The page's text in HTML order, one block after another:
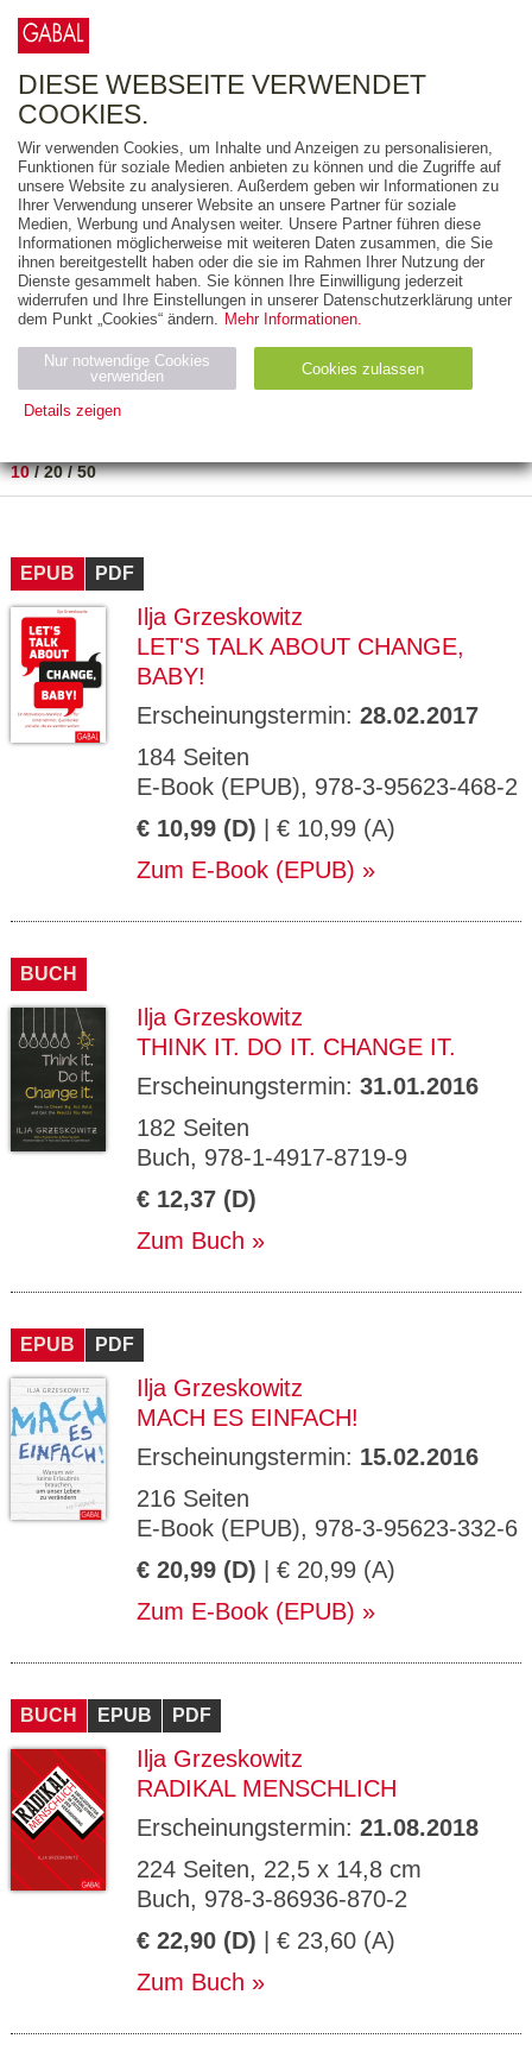
FREITEXT
AUSGABEART
AUS DER REIHE
ZUM THEMA
Neuerscheinung
Bestseller
PREIS
10/20/50
EPUB PDF
Ilja Grzeskowitz
LET'S TALK ABOUT CHANGE,
BABY!
Erscheinungstermin: 28.02.2017
184 Seiten
E-Book (EPUB), 978-3-95623-468-2
€ 10,99 (D) | € 10,99 (A)
Zum E-Book (EPUB)
BUCH
Ilja Grzeskowitz
THINK IT. DO IT. CHANGE IT.
Erscheinungstermin: 31.01.2016
182 Seiten
Buch, 978-1-4917-8719-9
€ 12,37 (D)
Zum Buch
EPUB PDF
Ilja Grzeskowitz
MACH ES EINFACH!
Erscheinungstermin: 15.02.2016
216 Seiten
E-Book (EPUB), 978-3-95623-332-6
€ 20,99 (D) | € 20,99 (A)
Zum E-Book (EPUB)
BUCH EPUB PDF
Ilja Grzeskowitz
RADIKAL MENSCHLICH
Erscheinungstermin: 21.08.2018
224 Seiten, 22,5 x 14,8 cm
Buch, 978-3-86936-870-2
€ 22,90 (D) | € 23,60 (A)
Zum Buch
DIESE WEBSEITE VERWENDET
COOKIES.
Wir verwenden Cookies, um Inhalte und Anzeigen zu personalisieren,
Funktionen für soziale Medien anbieten zu können und die Zugriffe auf
unsere Website zu analysieren. Außerdem geben wir Informationen zu
Ihrer Verwendung unserer Website an unsere Partner für soziale
Medien, Werbung und Analysen weiter. Unsere Partner führen diese
Informationen möglicherweise mit weiteren Daten zusammen, die Sie
ihnen bereitgestellt haben oder die sie im Rahmen Ihrer Nutzung der
Dienste gesammelt haben. Sie können Ihre Einwilligung jederzeit
widerrufen und Ihre Einstellungen in unserer Datenschutzerklärung unter
dem Punkt „Cookies“ ändern. Mehr Informationen.
Nur notwendige Cookies
verwenden
Cookies zulassen
Details zeigen
Name Zweck
ESSION
_ID
verlag.
de
GV_CO
OKIES
gabal-
Speichert den Zustimmungsstatus des
Domäne.
ge